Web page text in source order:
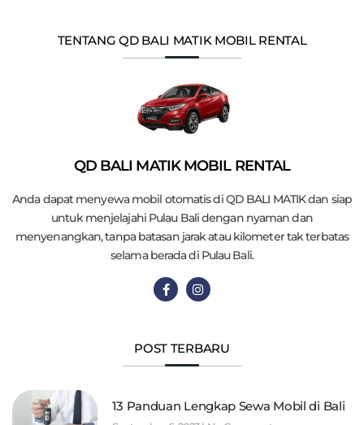
TENTANG QD BALI MATIK MOBIL RENTAL
QD BALI MATIK MOBIL RENTAL
Anda dapat menyewa mobil otomatis di QD BALI MATIK dan siap
untuk menjelajahi Pulau Bali dengan nyaman dan
menyenangkan, tanpa batasan jarak atau kilometer tak terbatas
selama berada di Pulau Bali.
POST TERBARU
13 Panduan Lengkap Sewa Mobil di Bali